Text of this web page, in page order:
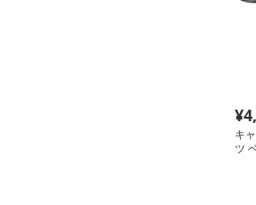
¥
キ
ツ